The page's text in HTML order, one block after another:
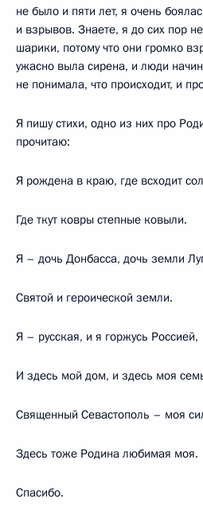
не было и пяти лет, я очень
и взрывов. Знаете, я до сих пор
шарики, потому что они громко
ужасно выла сирена, и люди
не понимала, что происходит, и
Я пишу стихи, одно из них про
прочитаю:
Я рождена в краю, где всходит
Где ткут ковры степные ковыли.
Я – дочь Донбасса, дочь земли
Святой и героической земли.
Я – русская, и я горжусь Россией,
И здесь мой дом, и здесь моя
Священный Севастополь – моя
Здесь тоже Родина любимая моя.
Спасибо.